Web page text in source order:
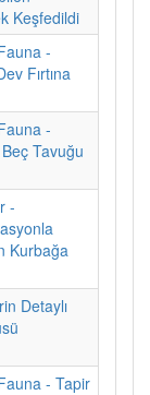
Keşfedildi
-
Fırtına
-
Tavuğu
-
Kurbağa
Detaylı
- Tapir